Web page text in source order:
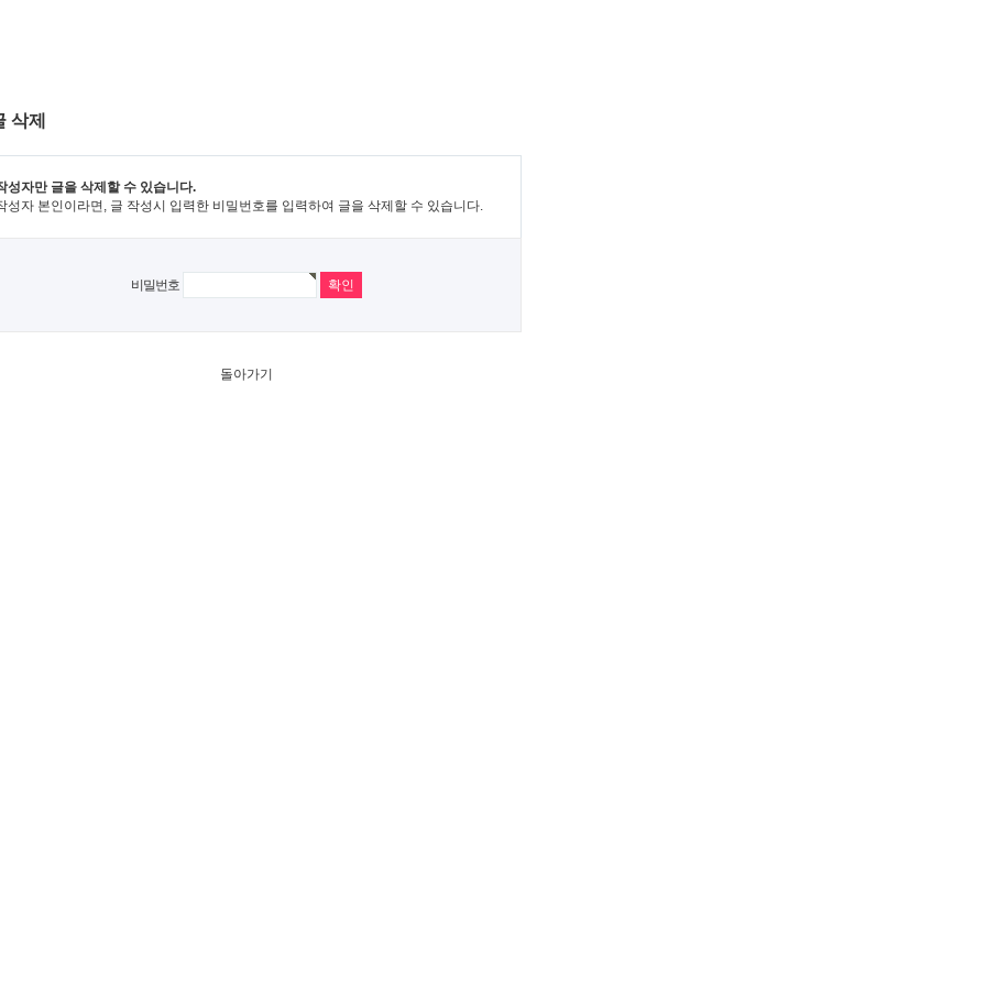
삭제
성자만 글을 삭제할 수 있습니다.
성자 본인이라면, 글 작성시 입력한 비밀번호를 입력하여 글을 삭제할 수 있습니다.
비밀번호
돌아가기